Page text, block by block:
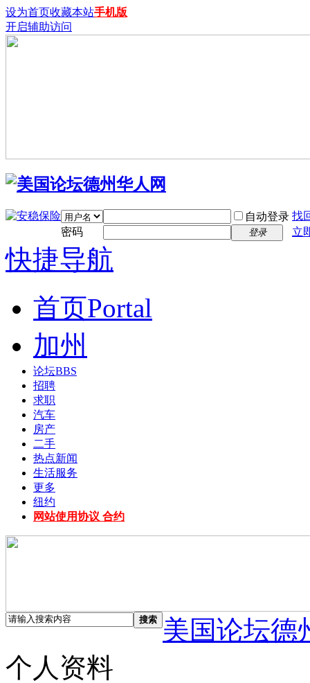
设为首页收藏本站手机版
开启辅助访问
自动登录 找
密码
登录 立
快捷导航
首页Portal
加州
论坛BBS
招聘
求职
汽车
房产
二手
热点新闻
生活服务
更多
纽约
网站使用协议 合约
搜索
美国论坛德
个人资料